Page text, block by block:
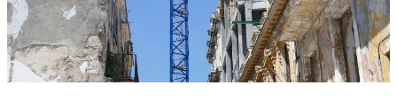
E
S
T
H
E
I
M
L
A
N